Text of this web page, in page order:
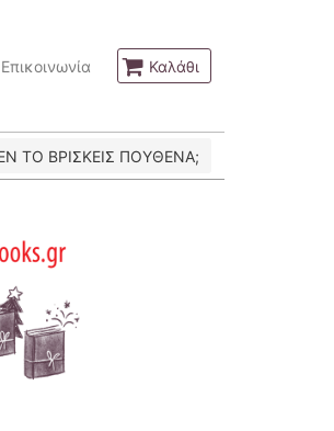
Επικοινωνία Καλάθι
ΤΟ ΒΡΙΣΚΕΙΣ ΠΟΥΘΕΝΑ;